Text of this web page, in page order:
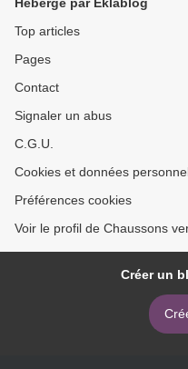
Top articles
Pages
Contact
Signaler un abus
C.G.U.
Cookies et données
Préférences cookies
Voir le profil de Chaussons
Créer un